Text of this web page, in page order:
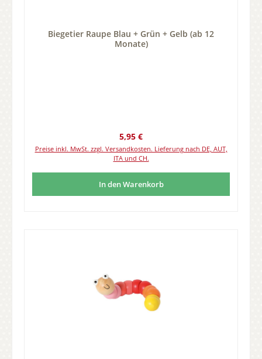
Biegetier Raupe Blau + Grün + Gelb (ab 12
Monate)
Regulärer Preis:
5,95 €
Preise inkl. MwSt. zzgl. Versandkosten. Lieferung nach DE, AUT,
ITA und CH.
In den Warenkorb